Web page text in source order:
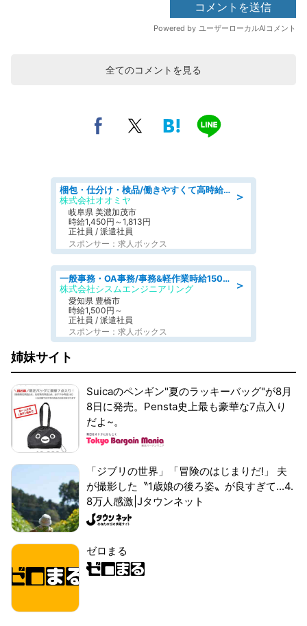
全てのコメントを見る
＞
梱包・仕分け・検品/働きやすくて高時給の仕分け作業長期休暇充実/残業なし
株式会社オオミヤ
岐阜県 美濃加茂市
時給1,450円～1,813円
正社員 / 派遣社員
スポンサー：求人ボックス
＞
一般事務・OA事務/事務&軽作業時給1500円土日祝休み各種社保完備
株式会社シスムエンジニアリング
愛知県 豊橋市
時給1,500円～
正社員 / 派遣社員
スポンサー：求人ボックス
姉妹サイト
Suicaのペンギン"夏のラッキーバッグ"が8月
8日に発売。Pensta史上最も豪華な7点入り
だよ~。
「ジブリの世界」「冒険のはじまりだ!」 夫
が撮影した〝1歳娘の後ろ姿〟が良すぎて...4.
8万人感激|Jタウンネット
ゼロまる